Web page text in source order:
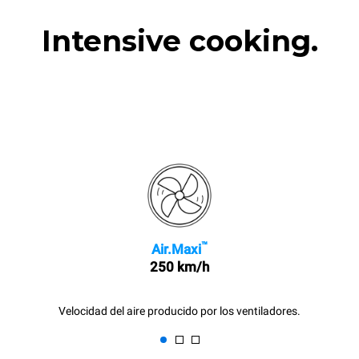
Intensive cooking.
Air.Maxi™
250 km/h
Velocidad del aire producido por los ventiladores.